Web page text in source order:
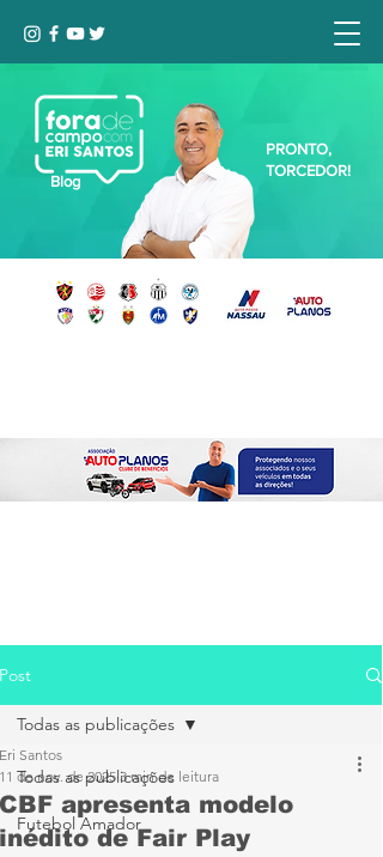
Blog
PRONTO,
TORCEDOR!
Post
Todas as publicações
Futebol Amador
Todas as publicações
CBF apresenta modelo
inédito de Fair Play
Eri Santos
11 de nov. de 2025 3 min de leitura